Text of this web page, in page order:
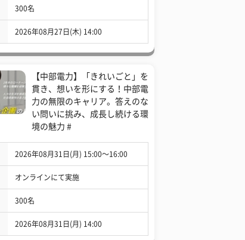
300名
2026年08月27日(木) 14:00
【中部電力】「きれいごと」を
貫き、想いを形にする！中部電
力の無限のキャリア。答えのな
い問いに挑み、成長し続ける環
境の魅力 #
2026年08月31日(月) 15:00〜16:00
オンラインにて実施
300名
2026年08月31日(月) 14:00